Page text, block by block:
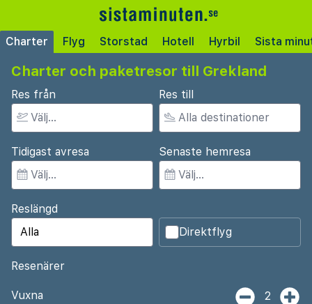
Charter Flyg Storstad Hotell Hyrbil Sista
Charter och paketresor till Grekland
Res från Res till
Tidigast avresa Senaste hemresa
Reslängd
Direktflyg
Resenärer
Vuxna 2